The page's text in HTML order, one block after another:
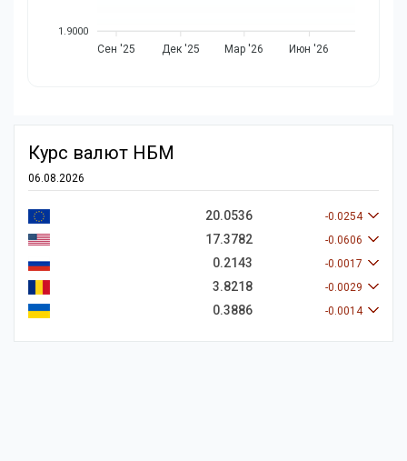
1.9000
Сен '25 Дек '25 Мар '26 Июн '26
Курс валют НБМ
06.08.2026
20.0536 -0.0254
17.3782 -0.0606
0.2143 -0.0017
3.8218 -0.0029
0.3886 -0.0014